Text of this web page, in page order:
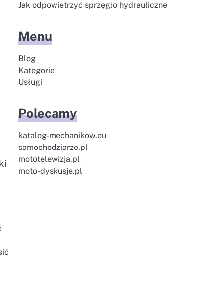
Jak odpowietrzyć sprzęgło hydrauliczne
Menu
Blog
Kategorie
Usługi
Polecamy
katalog-mechanikow.eu
samochodziarze.pl
mototelewizja.pl
moto-dyskusje.pl